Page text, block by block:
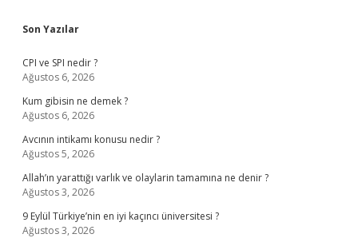
Sidebar
Son Yazılar
CPI ve SPI nedir ?
Ağustos 6, 2026
Kum gibisin ne demek ?
Ağustos 6, 2026
Avcının intikamı konusu nedir ?
Ağustos 5, 2026
Allah’ın yarattığı varlık ve olaylarin tamamına ne denir ?
Ağustos 3, 2026
9 Eylül Türkiye’nin en iyi kaçıncı üniversitesi ?
Ağustos 3, 2026